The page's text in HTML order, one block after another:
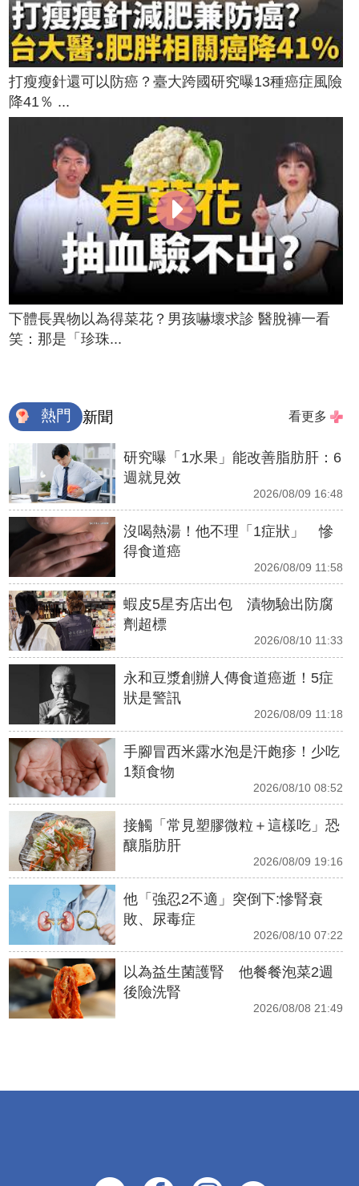
打瘦瘦針還可以防癌？臺大跨國研究曝13種癌症風險
降41％ ...
下體長異物以為得菜花？男孩嚇壞求診 醫脫褲一看
笑：那是「珍珠...
熱門 新聞 看更多
研究曝「1水果」能改善脂肪肝：6
週就見效
2026/08/09 16:48
沒喝熱湯！他不理「1症狀」 慘
得食道癌
2026/08/09 11:58
蝦皮5星夯店出包 漬物驗出防腐
劑超標
2026/08/10 11:33
永和豆漿創辦人傳食道癌逝！5症
狀是警訊
2026/08/09 11:18
手腳冒西米露水泡是汗皰疹！少吃
1類食物
2026/08/10 08:52
接觸「常見塑膠微粒＋這樣吃」恐
釀脂肪肝
2026/08/09 19:16
他「強忍2不適」突倒下:慘腎衰
敗、尿毒症
2026/08/10 07:22
以為益生菌護腎 他餐餐泡菜2週
後險洗腎
2026/08/08 21:49